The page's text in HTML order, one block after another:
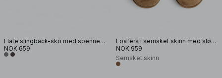
Flate slingback-sko med spennedetaljer
NOK 659
Loafers i semsket skinn med sløyfedetaljer
NOK 959
Semsket skinn